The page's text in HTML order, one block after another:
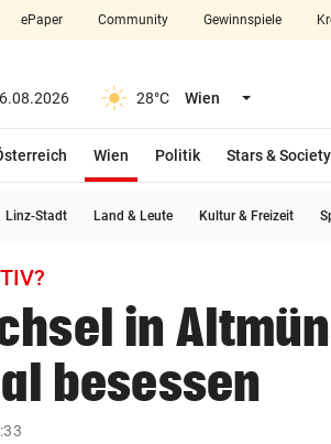
closeSchließen
arrow_right
ePaper Community Gewinnspiele
28°C Wien Menü
Wien
Politik
Stars & Society
Linz-Stadt Land & Leute Kultur & Freizeit
in
besessen